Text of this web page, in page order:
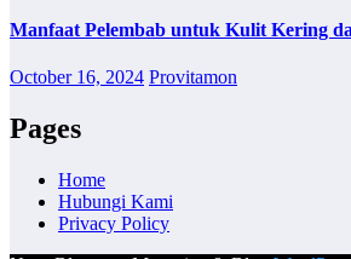
Manfaat Pelembab untuk Kulit Kering
October 16, 2024 Provitamon
Pages
Home
Hubungi Kami
Privacy Policy